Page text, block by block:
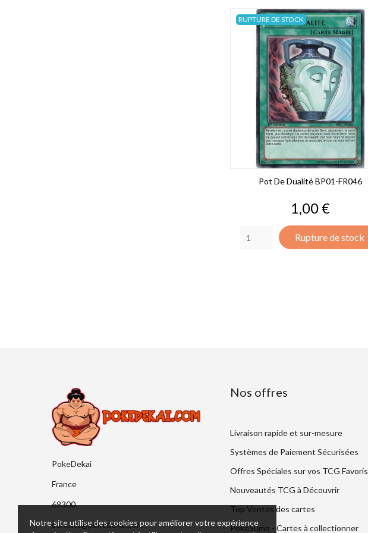
Notre site utilise des cookies pour améliorer votre expérience
Pot De Dualité BP01-FR046
Prix
1,00 €
Rupture de stock
RUPTURE DE STOCK
PokeDekai
France
69300
contact@pokedekai.com
Nos offres
Livraison rapide et sur-mesure
Systèmes de Paiement Sécurisées
Offres Spéciales sur vos TCG Favoris
Nouveautés TCG à Découvrir
Top Ventes des cartes
PokeSumo - Cartes à collectionner